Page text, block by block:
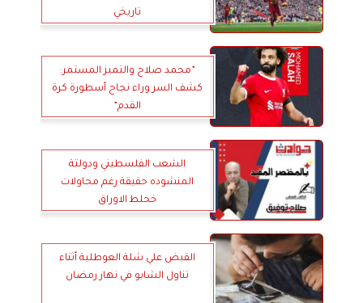
تاريخي
”محمد صلاح والتميز المستمر:
كشف السر وراء نجاح أسطورة كرة
القدم”
الشعب الفلسطيني ودولتة
المنشوده حقيقة رغم محاولات
خحلط الاوراق
القبض علي شلة العوطلية أثناء
تناول الشابو في نهار رمضان